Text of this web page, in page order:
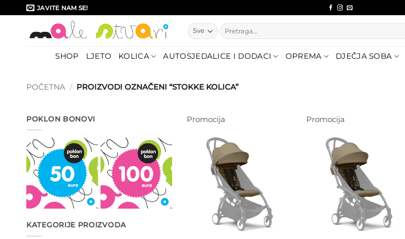
to
JAVITE NAM SE!
Pretraži:
SHOP LJETO KOLICA AUTOSJEDALICE I DODACI OPREMA DJEČJA SOBA
POČETNA / PROIZVODI OZNAČENI “STOKKE KOLICA”
POKLON BONOVI
KATEGORIJE PROIZVODA
Promocija Promocija